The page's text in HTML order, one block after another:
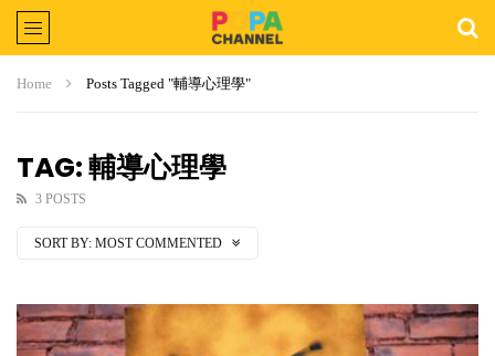
Home Posts Tagged "輔導心理學"
TAG: 輔導心理學
3 POSTS
SORT BY: MOST COMMENTED